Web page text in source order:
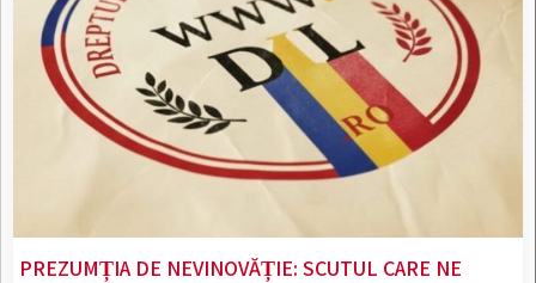
PREZUMȚIA DE NEVINOVĂȚIE: SCUTUL CARE NE